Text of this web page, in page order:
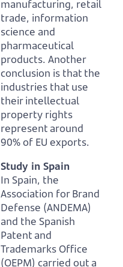
manufacturing, retail
trade, information
science and
pharmaceutical
products. Another
conclusion is that the
industries that use
their intellectual
property rights
represent around
90% of EU exports.
Study in Spain
In Spain, the
Association for Brand
Defense (ANDEMA)
and the Spanish
Patent and
Trademarks Office
(OEPM) carried out a